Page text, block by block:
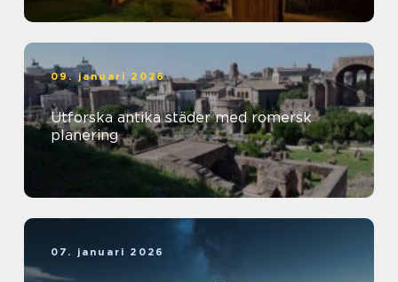
09. januari 2026
Utforska antika städer med romersk
planering
07. januari 2026